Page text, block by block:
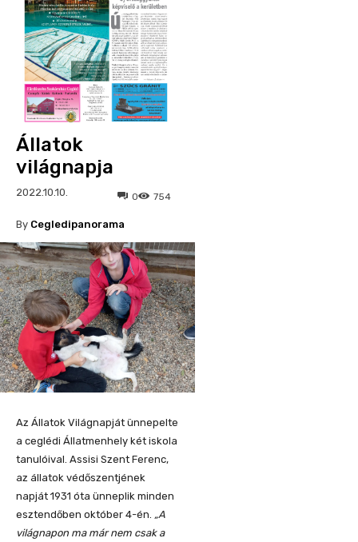
Állatok
világnapja
2022.10.10. 754
0
By Cegledipanorama
Az Állatok Világnapját ünnepelte
a ceglédi Állatmenhely két iskola
tanulóival. Assisi Szent Ferenc,
az állatok védőszentjének
napját 1931 óta ünneplik minden
esztendőben október 4-én. „A
világnapon ma már nem csak a